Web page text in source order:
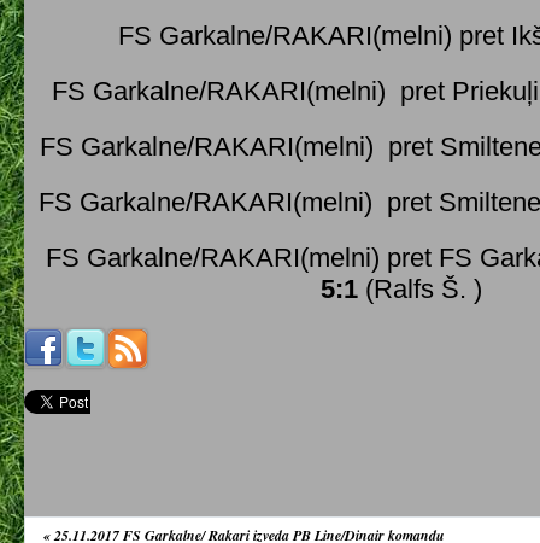
FS Garkalne/RAKARI(melni) pret
FS Garkalne/RAKARI(melni) pret
FS Garkalne/RAKARI(melni) pret
FS Garkalne/RAKARI(melni) pret
FS Garkalne/RAKARI(melni) pret FS
5:1 (Ralfs Š. )
«25.11.2017 FS Garkalne/ Rakari izveda PB Line/Dinair komandu